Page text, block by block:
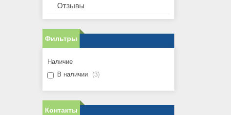
Отзывы
Фильтры
Наличие
В наличии
3
Контакты